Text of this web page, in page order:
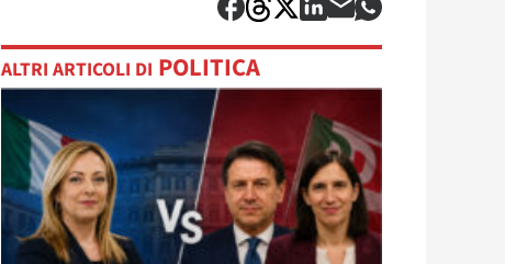
ALTRI ARTICOLI DI POLITICA